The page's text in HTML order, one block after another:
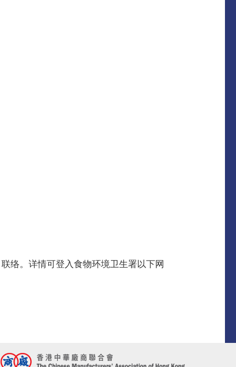
络。详情可登入食物环境卫生署以下网